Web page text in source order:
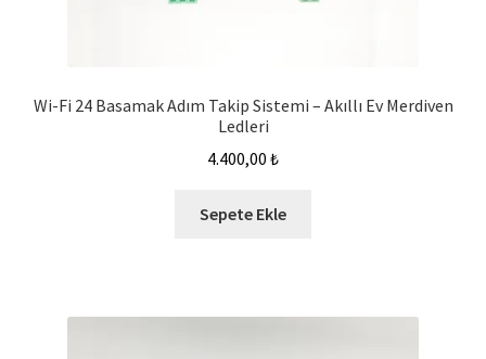
Wi-Fi 24 Basamak Adım Takip Sistemi – Akıllı Ev Merdiven
Ledleri
4.400,00 ₺
Sepete Ekle